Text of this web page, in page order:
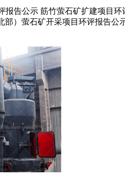
报告公示 筋竹萤石矿扩建项目
部）萤石矿开采项目环评报告公